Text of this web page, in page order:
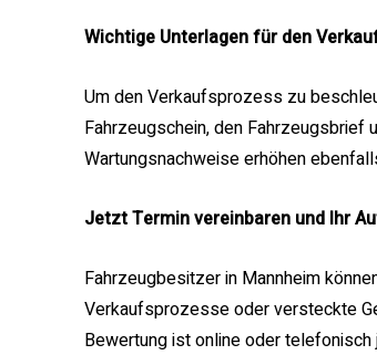
Wichtige Unterlagen für den
Um den Verkaufsprozess zu
Fahrzeugschein, den Fahrzeugsbrief
Wartungsnachweise erhöhen
Jetzt Termin vereinbaren und Ihr
Fahrzeugbesitzer in Mannheim
Verkaufsprozesse oder versteckte
Bewertung ist online oder